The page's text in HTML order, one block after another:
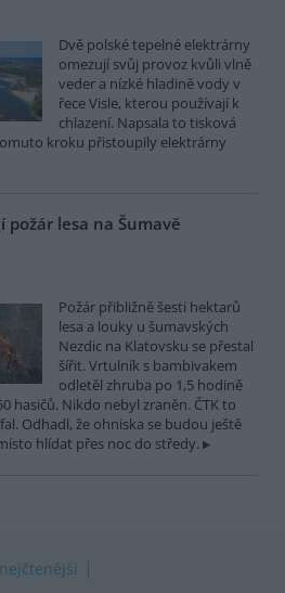
Dvě polské tepelné elektrárny
omezují svůj provoz kvůli vlně
veder a nízké hladině vody v
řece Visle, kterou používají k
chlazení. Napsala to tisková
kroku přistoupily elektrárny
lesa na Šumavě
Požár přibližně šesti hektarů
lesa a louky u šumavských
Nezdic na Klatovsku se přestal
šířit. Vrtulník s bambivakem
odletěl zhruba po 1,5 hodině
hasičů. Nikdo nebyl zraněn. ČTK to
Odhadl, že ohniska se budou ještě
hlídat přes noc do středy.
nejčtenější